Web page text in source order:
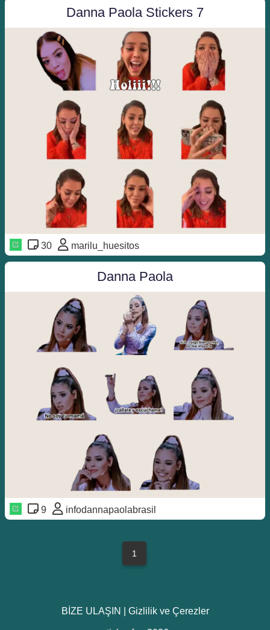
Danna Paola Stickers 7
30 marilu_huesitos
Danna Paola
9 infodannapaolabrasil
1
BİZE ULAŞIN Gizlilik ve Çerezler